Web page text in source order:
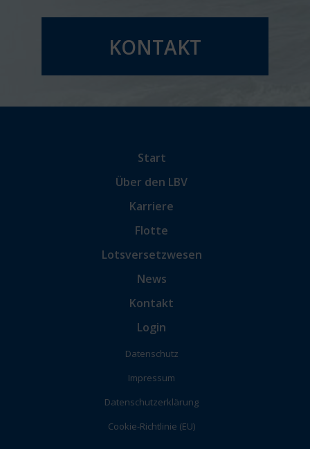
KONTAKT
Start
Über den LBV
Karriere
Flotte
Lotsversetzwesen
News
Kontakt
Login
Datenschutz
Impressum
Datenschutzerklärung
Cookie-Richtlinie (EU)